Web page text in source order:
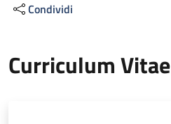
Condividi
Curriculum Vitae